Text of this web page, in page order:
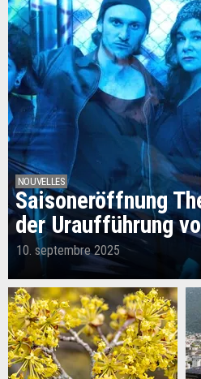
NOUVELLES
Saisoneröffnung
der Uraufführung
10. septembre 2025